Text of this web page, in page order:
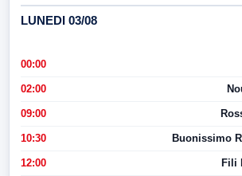
LUNEDI 03/08
00:00
02:00
09:00
10:30 Buonissimo
12:00 Fili